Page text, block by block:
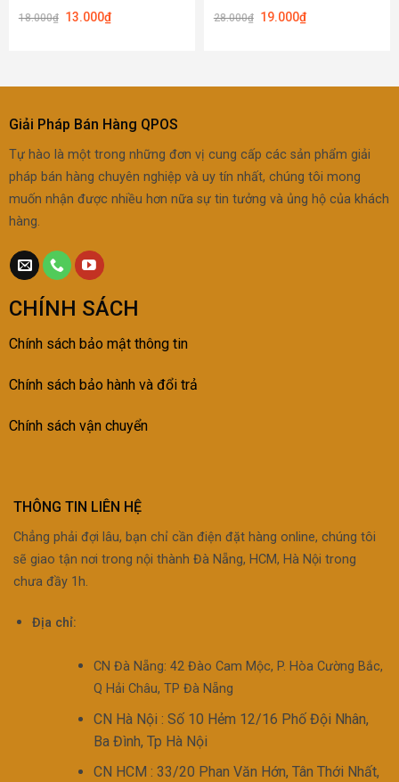
18.000₫ 13.000₫ 28.000₫ 19.000₫
Giải Pháp Bán Hàng QPOS
Tự hào là một trong những đơn vị cung cấp các sản phẩm giải
pháp bán hàng chuyên nghiệp và uy tín nhất, chúng tôi mong
muốn nhận được nhiều hơn nữa sự tin tưởng và ủng hộ của khách
hàng.
CHÍNH SÁCH
Chính sách bảo mật thông tin
Chính sách bảo hành và đổi trả
Chính sách vận chuyển
THÔNG TIN LIÊN HỆ
Chẳng phải đợi lâu, bạn chỉ cần điện đặt hàng online, chúng tôi
sẽ giao tận nơi trong nội thành Đà Nẵng, HCM, Hà Nội trong
chưa đầy 1h.
Địa chỉ:
CN Đà Nẵng: 42 Đào Cam Mộc, P. Hòa Cường Bắc,
Q Hải Châu, TP Đà Nẵng
CN Hà Nội : Số 10 Hẻm 12/16 Phố Đội Nhân,
Ba Đình, Tp Hà Nội
CN HCM : 33/20 Phan Văn Hớn, Tân Thới Nhất,